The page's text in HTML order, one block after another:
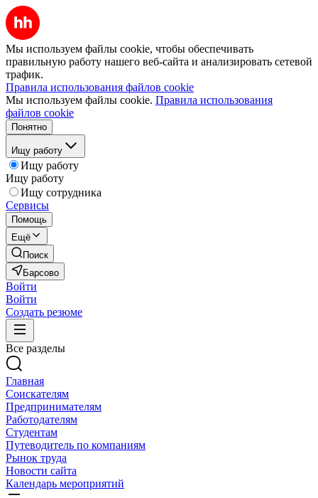
Мы используем файлы cookie, чтобы обеспечивать
правильную работу нашего веб-сайта и анализировать сетевой
трафик.
Правила использования файлов cookie
Мы используем файлы cookie. Правила использования
файлов cookie
Понятно
Ищу работу
Ищу работу
Ищу работу
Ищу сотрудника
Сервисы
Помощь
Ещё
Поиск
Барсово
Войти
Войти
Создать резюме
Все разделы
Главная
Соискателям
Предпринимателям
Работодателям
Студентам
Путеводитель по компаниям
Рынок труда
Новости сайта
Календарь мероприятий